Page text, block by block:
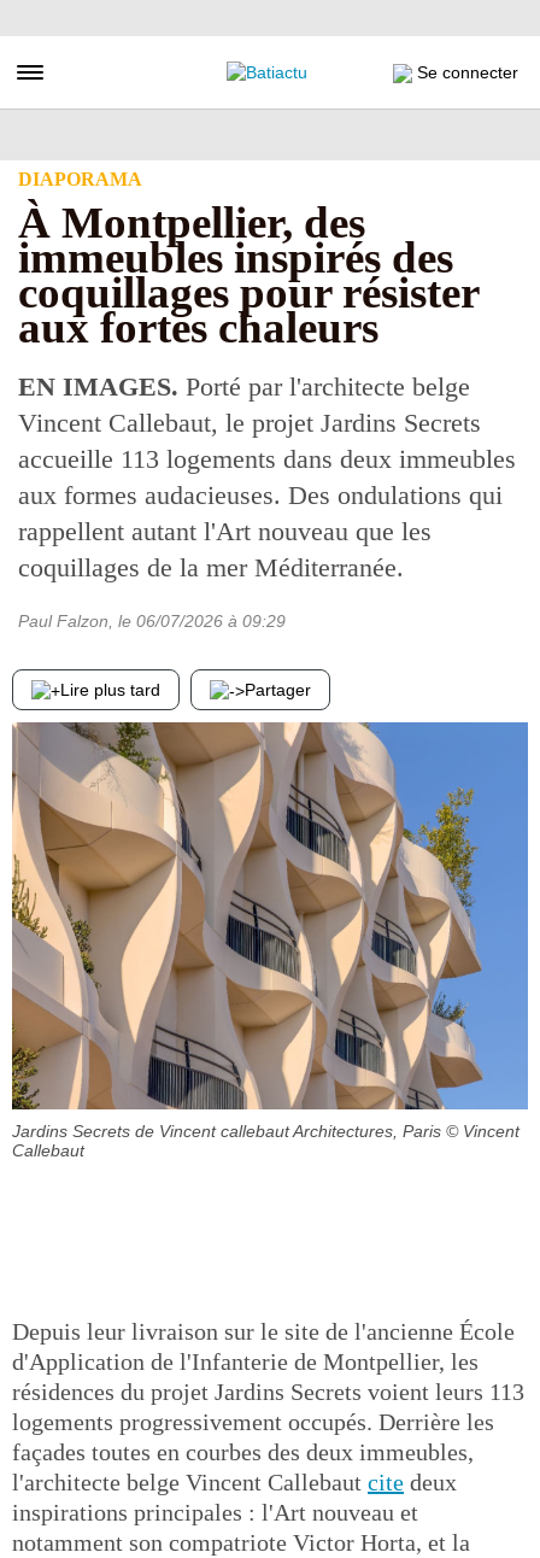
au
principal
Toggle navigation Se connecter
DIAPORAMA
À Montpellier, des
immeubles inspirés des
coquillages pour résister
aux fortes chaleurs
EN IMAGES. Porté par l'architecte belge
Vincent Callebaut, le projet Jardins Secrets
accueille 113 logements dans deux immeubles
aux formes audacieuses. Des ondulations qui
rappellent autant l'Art nouveau que les
coquillages de la mer Méditerranée.
Paul Falzon , le 06/07/2026 à 09:29
Lire plus tard Partager
Jardins Secrets de Vincent callebaut Architectures, Paris © Vincent
Callebaut
Depuis leur livraison sur le site de l'ancienne École
d'Application de l'Infanterie de Montpellier, les
résidences du projet Jardins Secrets voient leurs 113
logements progressivement occupés. Derrière les
façades toutes en courbes des deux immeubles,
l'architecte belge Vincent Callebaut cite deux
inspirations principales : l'Art nouveau et
notamment son compatriote Victor Horta, et la